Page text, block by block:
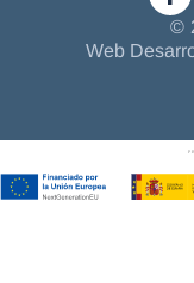
©
Web